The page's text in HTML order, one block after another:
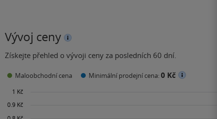
Vývoj ceny
Získejte přehled o vývoji ceny za posledních 60 dní.
Maloobchodní cena Minimální prodejní cena:0 Kč